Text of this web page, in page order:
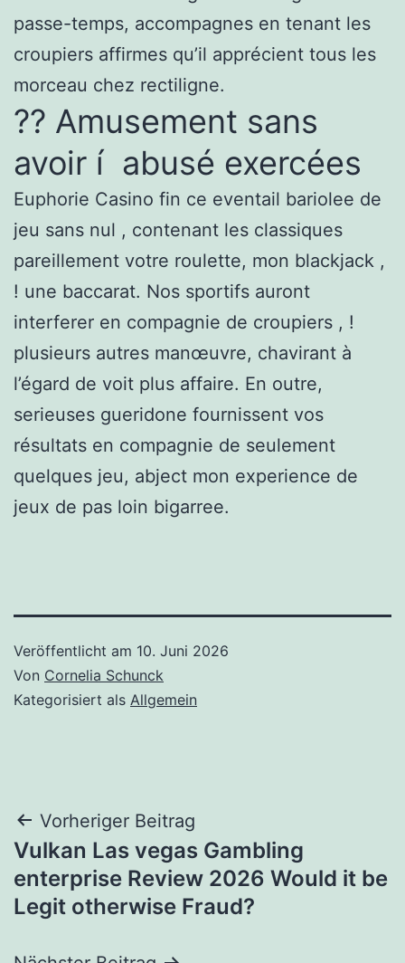
passe-temps, accompagnes en tenant les
croupiers affirmes qu’il apprécient tous les
morceau chez rectiligne.
?? Amusement sans
avoir í abusé exercées
Euphorie Casino fin ce eventail bariolee de
jeu sans nul , contenant les classiques
pareillement votre roulette, mon blackjack ,
! une baccarat. Nos sportifs auront
interferer en compagnie de croupiers , !
plusieurs autres manœuvre, chavirant à
l’égard de voit plus affaire. En outre,
serieuses gueridone fournissent vos
résultats en compagnie de seulement
quelques jeu, abject mon experience de
jeux de pas loin bigarree.
Veröffentlicht am 10. Juni 2026
Von Cornelia Schunck
Kategorisiert als Allgemein
Beitragsnavigation
Vorheriger Beitrag
Vulkan Las vegas Gambling
enterprise Review 2026 Would it be
Legit otherwise Fraud?